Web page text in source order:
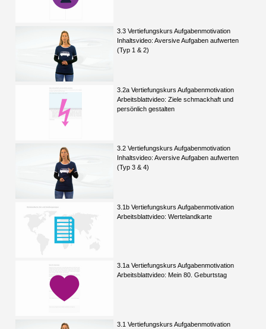
3.3 Vertiefungskurs Aufgabenmotivation
Inhaltsvideo: Aversive Aufgaben aufwerten
(Typ 1 & 2)
3.2a Vertiefungskurs Aufgabenmotivation
Arbeitsblattvideo: Ziele schmackhaft und
persönlich gestalten
3.2 Vertiefungskurs Aufgabenmotivation
Inhaltsvideo: Aversive Aufgaben aufwerten
(Typ 3 & 4)
3.1b Vertiefungskurs Aufgabenmotivation
Arbeitsblattvideo: Wertelandkarte
3.1a Vertiefungskurs Aufgabenmotivation
Arbeitsblattvideo: Mein 80. Geburtstag
3.1 Vertiefungskurs Aufgabenmotivation